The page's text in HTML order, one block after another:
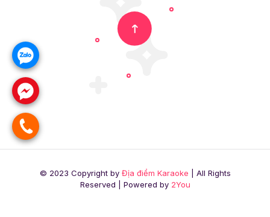
© 2023 Copyright by Địa điểm Karaoke | All Rights
Reserved | Powered by 2You